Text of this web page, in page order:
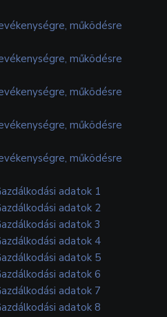
működésre
működésre
működésre
működésre
működésre
adatok 1
adatok 2
adatok 3
adatok 4
adatok 5
adatok 6
adatok 7
adatok 8